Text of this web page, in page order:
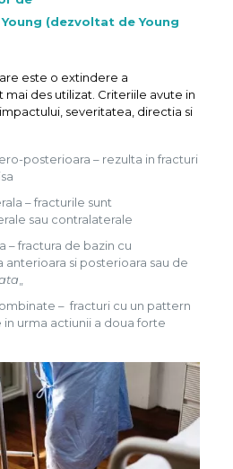
(dezvoltat de Young
este o extindere a
mai des utilizat. Criteriile avute in
severitatea, directia si
posterioara – rezulta in fracturi
– fracturile sunt
sau contralaterale
– fractura de bazin cu
anterioara si posterioara sau de
– fracturi cu un pattern
urma actiunii a doua forte